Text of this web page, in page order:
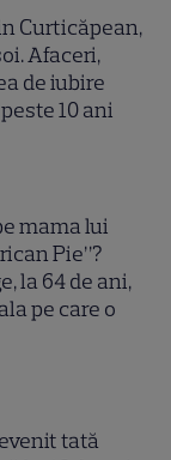
Curticăpean,
Afaceri,
de iubire
10 ani
mama lui
Pie”?
la 64 de ani,
pe care o
tată